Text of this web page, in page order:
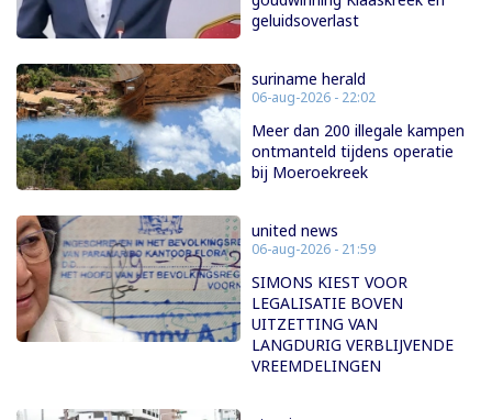
geluidsoverlast
suriname herald
06-aug-2026 - 22:02
Meer dan 200 illegale kampen
ontmanteld tijdens operatie
bij Moeroekreek
united news
06-aug-2026 - 21:59
SIMONS KIEST VOOR
LEGALISATIE BOVEN
UITZETTING VAN
LANGDURIG VERBLIJVENDE
VREEMDELINGEN